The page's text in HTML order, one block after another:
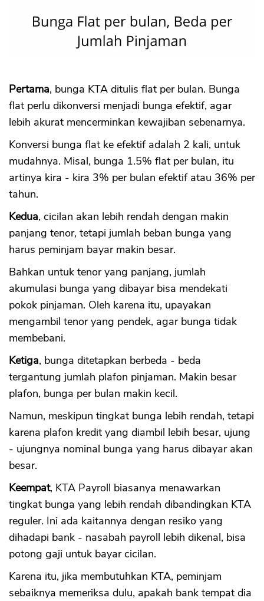
Pertama, bunga KTA ditulis flat per bulan. Bunga
flat perlu dikonversi menjadi bunga efektif, agar
lebih akurat mencerminkan kewajiban sebenarnya.
Konversi bunga flat ke efektif adalah 2 kali, untuk
mudahnya. Misal, bunga 1.5% flat per bulan, itu
artinya kira - kira 3% per bulan efektif atau 36% per
tahun.
Kedua, cicilan akan lebih rendah dengan makin
panjang tenor, tetapi jumlah beban bunga yang
harus peminjam bayar makin besar.
Bahkan untuk tenor yang panjang, jumlah
akumulasi bunga yang dibayar bisa mendekati
pokok pinjaman. Oleh karena itu, upayakan
mengambil tenor yang pendek, agar bunga tidak
membebani.
Ketiga, bunga ditetapkan berbeda - beda
tergantung jumlah plafon pinjaman. Makin besar
plafon, bunga per bulan makin kecil.
Namun, meskipun tingkat bunga lebih rendah, tetapi
karena plafon kredit yang diambil lebih besar, ujung
- ujungnya nominal bunga yang harus dibayar akan
besar.
Keempat, KTA Payroll biasanya menawarkan
tingkat bunga yang lebih rendah dibandingkan KTA
reguler. Ini ada kaitannya dengan resiko yang
dihadapi bank - nasabah payroll lebih dikenal, bisa
potong gaji untuk bayar cicilan.
Karena itu, jika membutuhkan KTA, peminjam
sebaiknya memeriksa dulu, apakah bank tempat dia